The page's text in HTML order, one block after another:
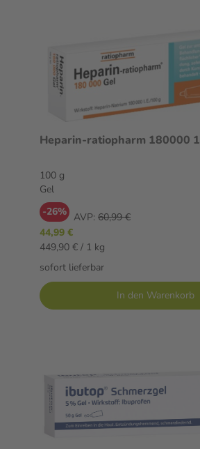
Heparin-ratiopharm 180000
100 g
Gel
-26% AVP: 60,99 €
44,99 €
449,90 € / 1 kg
sofort lieferbar
In den Warenkorb